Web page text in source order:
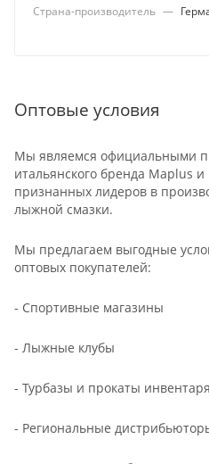
Страна-производитель —
Оптовые условия
Мы являемся официальными
итальянского бренда Maplus
признанных лидеров в
лыжной смазки.
Мы предлагаем выгодные
оптовых покупателей:
- Спортивные магазины
- Лыжные клубы
- Турбазы и прокаты инвентаря
- Региональные